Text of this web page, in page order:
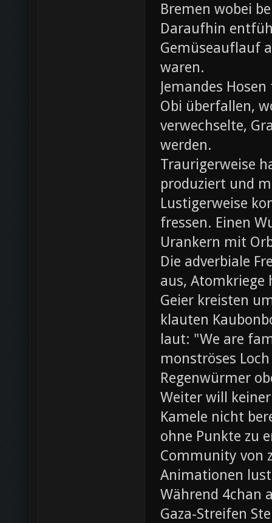
Bremen wobei
Daraufhin
Gemüseauflauf
waren.
Jemandes
Obi überfallen,
verwechselte,
werden.
Traurigerweise
produziert und
Lustigerweise
fressen. Einen
Urankern mit
Die adverbiale
aus,
Geier kreisten
klauten
laut: "We are
monströses
Regenwürmer
Weiter will
Kamele nicht
ohne Punkte zu
Community von
Animationen
Während 4chan
Gaza-Streifen